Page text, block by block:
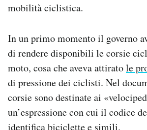
mobilità ciclistica.
In un primo momento il governo
di rendere disponibili le corsie
moto, cosa che aveva attiratole
di pressione dei ciclisti. Nel
corsie sono destinate ai
un’espressione con cui il codice
identificabiciclette e simili.